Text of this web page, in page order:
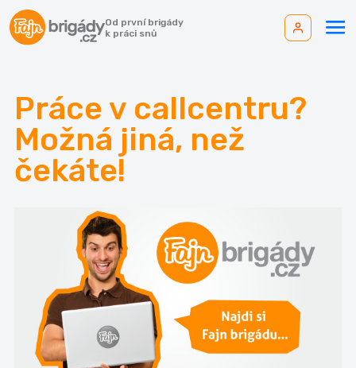
Od první brigády
k práci snů
Práce v callcentru?
Možná jiná, než
čekáte!